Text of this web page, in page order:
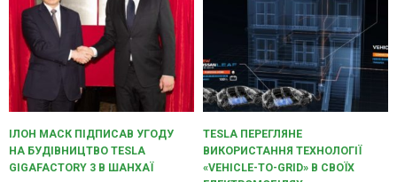
ІЛОН МАСК ПІДПИСАВ УГОДУ
НА БУДІВНИЦТВО TESLA
GIGAFACTORY 3 В ШАНХАЇ
TESLA ПЕРЕГЛЯНЕ
ВИКОРИСТАННЯ ТЕХНОЛОГІЇ
«VEHICLE-TO-GRID» В СВОЇХ